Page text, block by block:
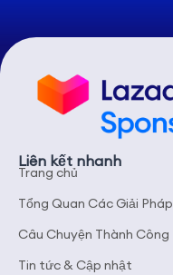
Liên kết nhanh
Trang chủ
Tổng Quan Các Giải Pháp
Câu Chuyện Thành Công
Tin tức & Cập nhật